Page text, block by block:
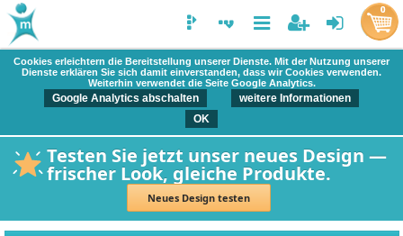
Cookies erleichtern die Bereitstellung unserer Dienste. Mit der Nutzung unserer
Dienste erklären Sie sich damit einverstanden, dass wir Cookies verwenden.
Weiterhin verwendet die Seite Google Analytics.
Google Analytics abschalten
weitere Informationen
OK
Testen Sie jetzt unser neues Design —
frischer Look, gleiche Produkte.
Neues Design testen
0